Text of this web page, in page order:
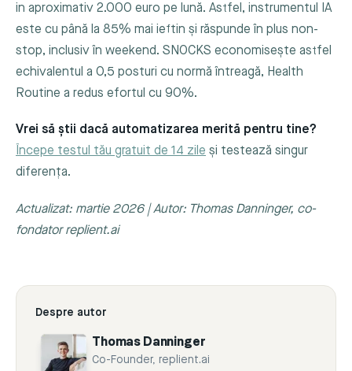
in aproximativ 2.000 euro pe lună. Astfel, instrumentul IA
este cu până la 85% mai ieftin și răspunde în plus non-
stop, inclusiv în weekend. SNOCKS economisește astfel
echivalentul a 0,5 posturi cu normă întreagă, Health
Routine a redus efortul cu 90%.
Vrei să știi dacă automatizarea merită pentru tine?
Începe testul tău gratuit de 14 zile și testează singur
diferența.
Actualizat: martie 2026 | Autor: Thomas Danninger, co-
fondator replient.ai
Despre autor
Thomas Danninger
Co-Founder, replient.ai